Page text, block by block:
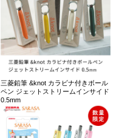
三菱鉛筆 &knot カラビナ付きボール
ペン ジェットストリームインサイド
0.5mm